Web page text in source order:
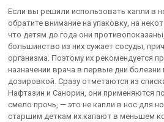
Если вы решили использовать капли в
обратите внимание на упаковку, на
что детям до года они
большинство из них сужает сосуды,
организма. Поэтому их рекомендуется
назначении врача в первые дни болезни
дозировкой. Сразу отметаются из
Нафтазин и Санорин, они применяются
смело прочь, — это не капли в нос для
старшим деткам их капают в меньшем